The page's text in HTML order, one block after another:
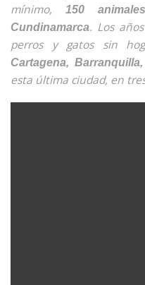
mínimo,
150
Cundinamarca. Los
perros y gatos sin
Cartagena,
esta última ciudad, en